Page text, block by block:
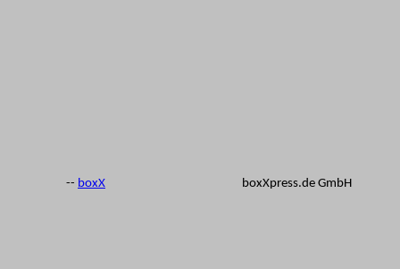
-- boxX boxXpress.de GmbH